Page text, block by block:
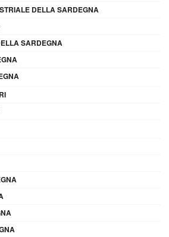
DELLA SARDEGNA
SARDEGNA